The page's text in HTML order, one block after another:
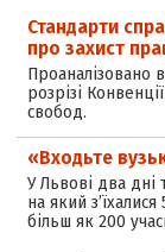
Стандарти
про захист
Проаналізовано
розрізі
свобод.
«Входьте
У Львові два
на який
більш як 200